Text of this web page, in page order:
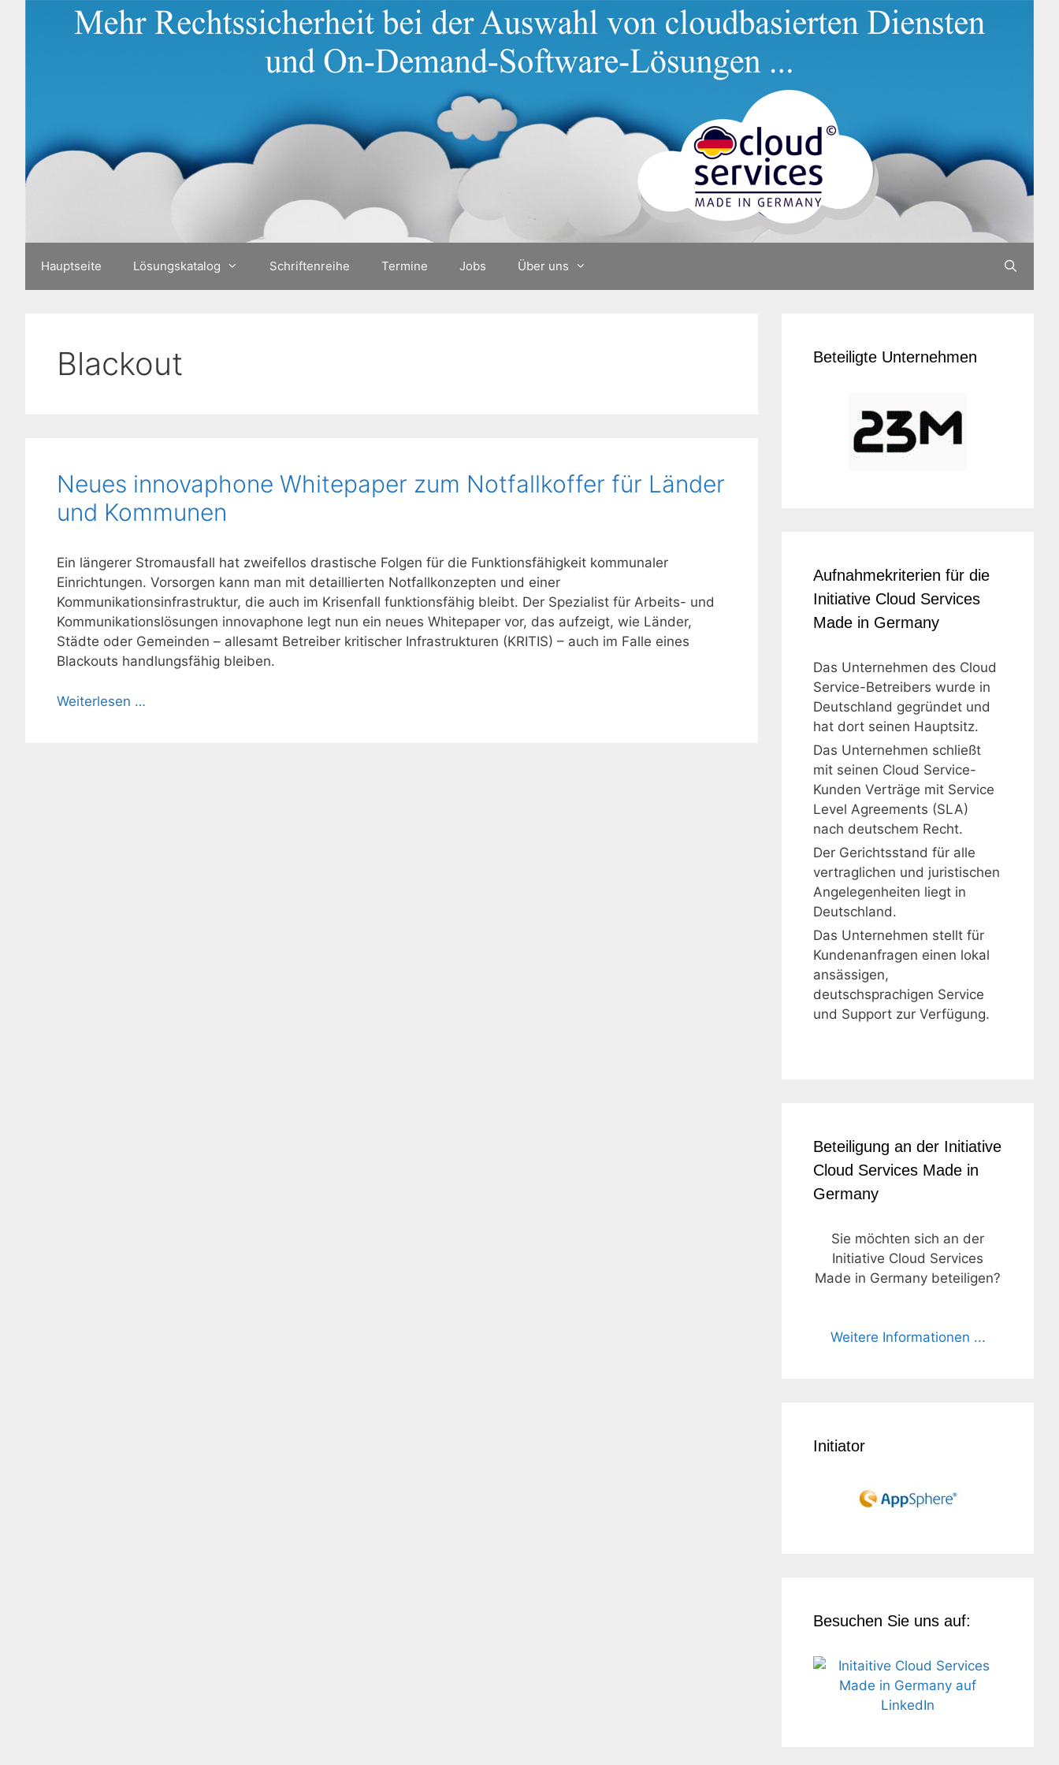
Hauptseite Lösungskatalog Schriftenreihe Termine Jobs Über uns
Blackout
Neues innovaphone Whitepaper zum Notfallkoffer für Länder
und Kommunen
Ein längerer Stromausfall hat zweifellos drastische Folgen für die Funktionsfähigkeit kommunaler
Einrichtungen. Vorsorgen kann man mit detaillierten Notfallkonzepten und einer
Kommunikationsinfrastruktur, die auch im Krisenfall funktionsfähig bleibt. Der Spezialist für Arbeits- und
Kommunikationslösungen innovaphone legt nun ein neues Whitepaper vor, das aufzeigt, wie Länder,
Städte oder Gemeinden – allesamt Betreiber kritischer Infrastrukturen (KRITIS) – auch im Falle eines
Blackouts handlungsfähig bleiben.
Weiterlesen …
Beteiligte Unternehmen
Aufnahmekriterien für die
Initiative Cloud Services
Made in Germany
Das Unternehmen des Cloud
Service-Betreibers wurde in
Deutschland gegründet und
hat dort seinen Hauptsitz.
Das Unternehmen schließt
mit seinen Cloud Service-
Kunden Verträge mit Service
Level Agreements (SLA)
nach deutschem Recht.
Der Gerichtsstand für alle
vertraglichen und juristischen
Angelegenheiten liegt in
Deutschland.
Das Unternehmen stellt für
Kundenanfragen einen lokal
ansässigen,
deutschsprachigen Service
und Support zur Verfügung.
Beteiligung an der Initiative
Cloud Services Made in
Germany
Sie möchten sich an der
Initiative Cloud Services
Made in Germany beteiligen?
Weitere Informationen ...
Initiator
Besuchen Sie uns auf: